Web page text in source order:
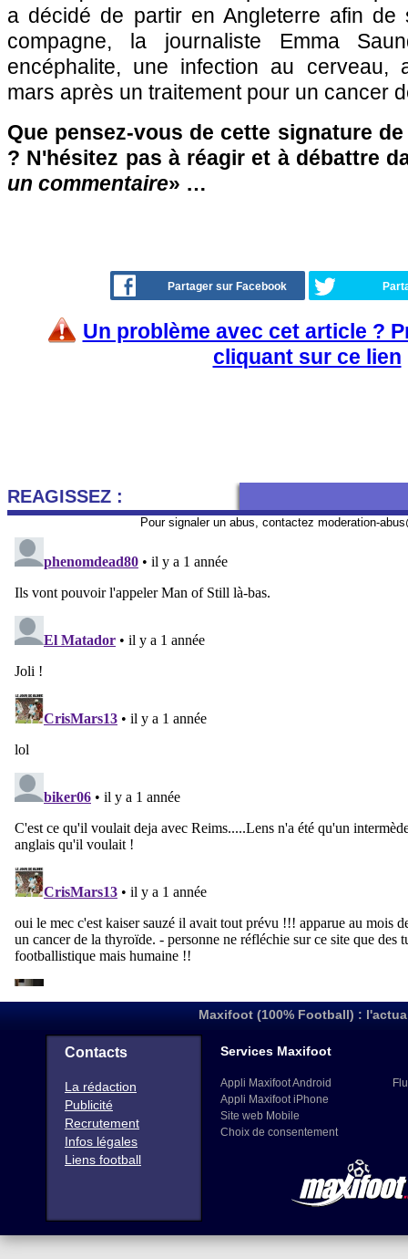
a décidé de partir en Angleterre afin
compagne, la journaliste Emma
encéphalite, une infection au cerveau,
mars après un traitement pour un cancer
Que pensez-vous de cette signature
? N'hésitez pas à réagir et à débattre
un commentaire» …
Partager sur Facebook
Un problème avec cet article ?
cliquant sur ce lien
REAGISSEZ :
Pour signaler un abus, contactez moderation-
Maxifoot (100% Football) :
Contacts
La rédaction
Publicité
Recrutement
Infos légales
Liens football
Services Maxifoot
Appli Maxifoot Android
Appli Maxifoot iPhone
Site web Mobile
Choix de consentement